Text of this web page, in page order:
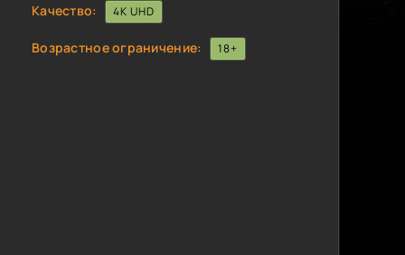
Качество:
4K UHD
Возрастное ограничение: 18+